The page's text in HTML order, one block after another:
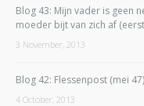
Blog 43: Mijn vader is geen
moeder bijt van zich af
3 November, 2013
Blog 42: Flessenpost (mei 47)
4 October, 2013